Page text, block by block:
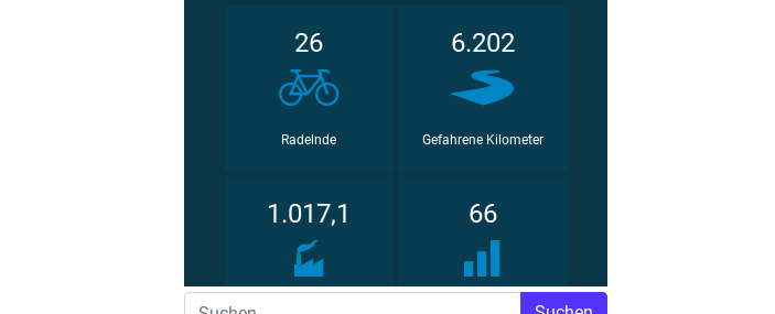
Suche nach: